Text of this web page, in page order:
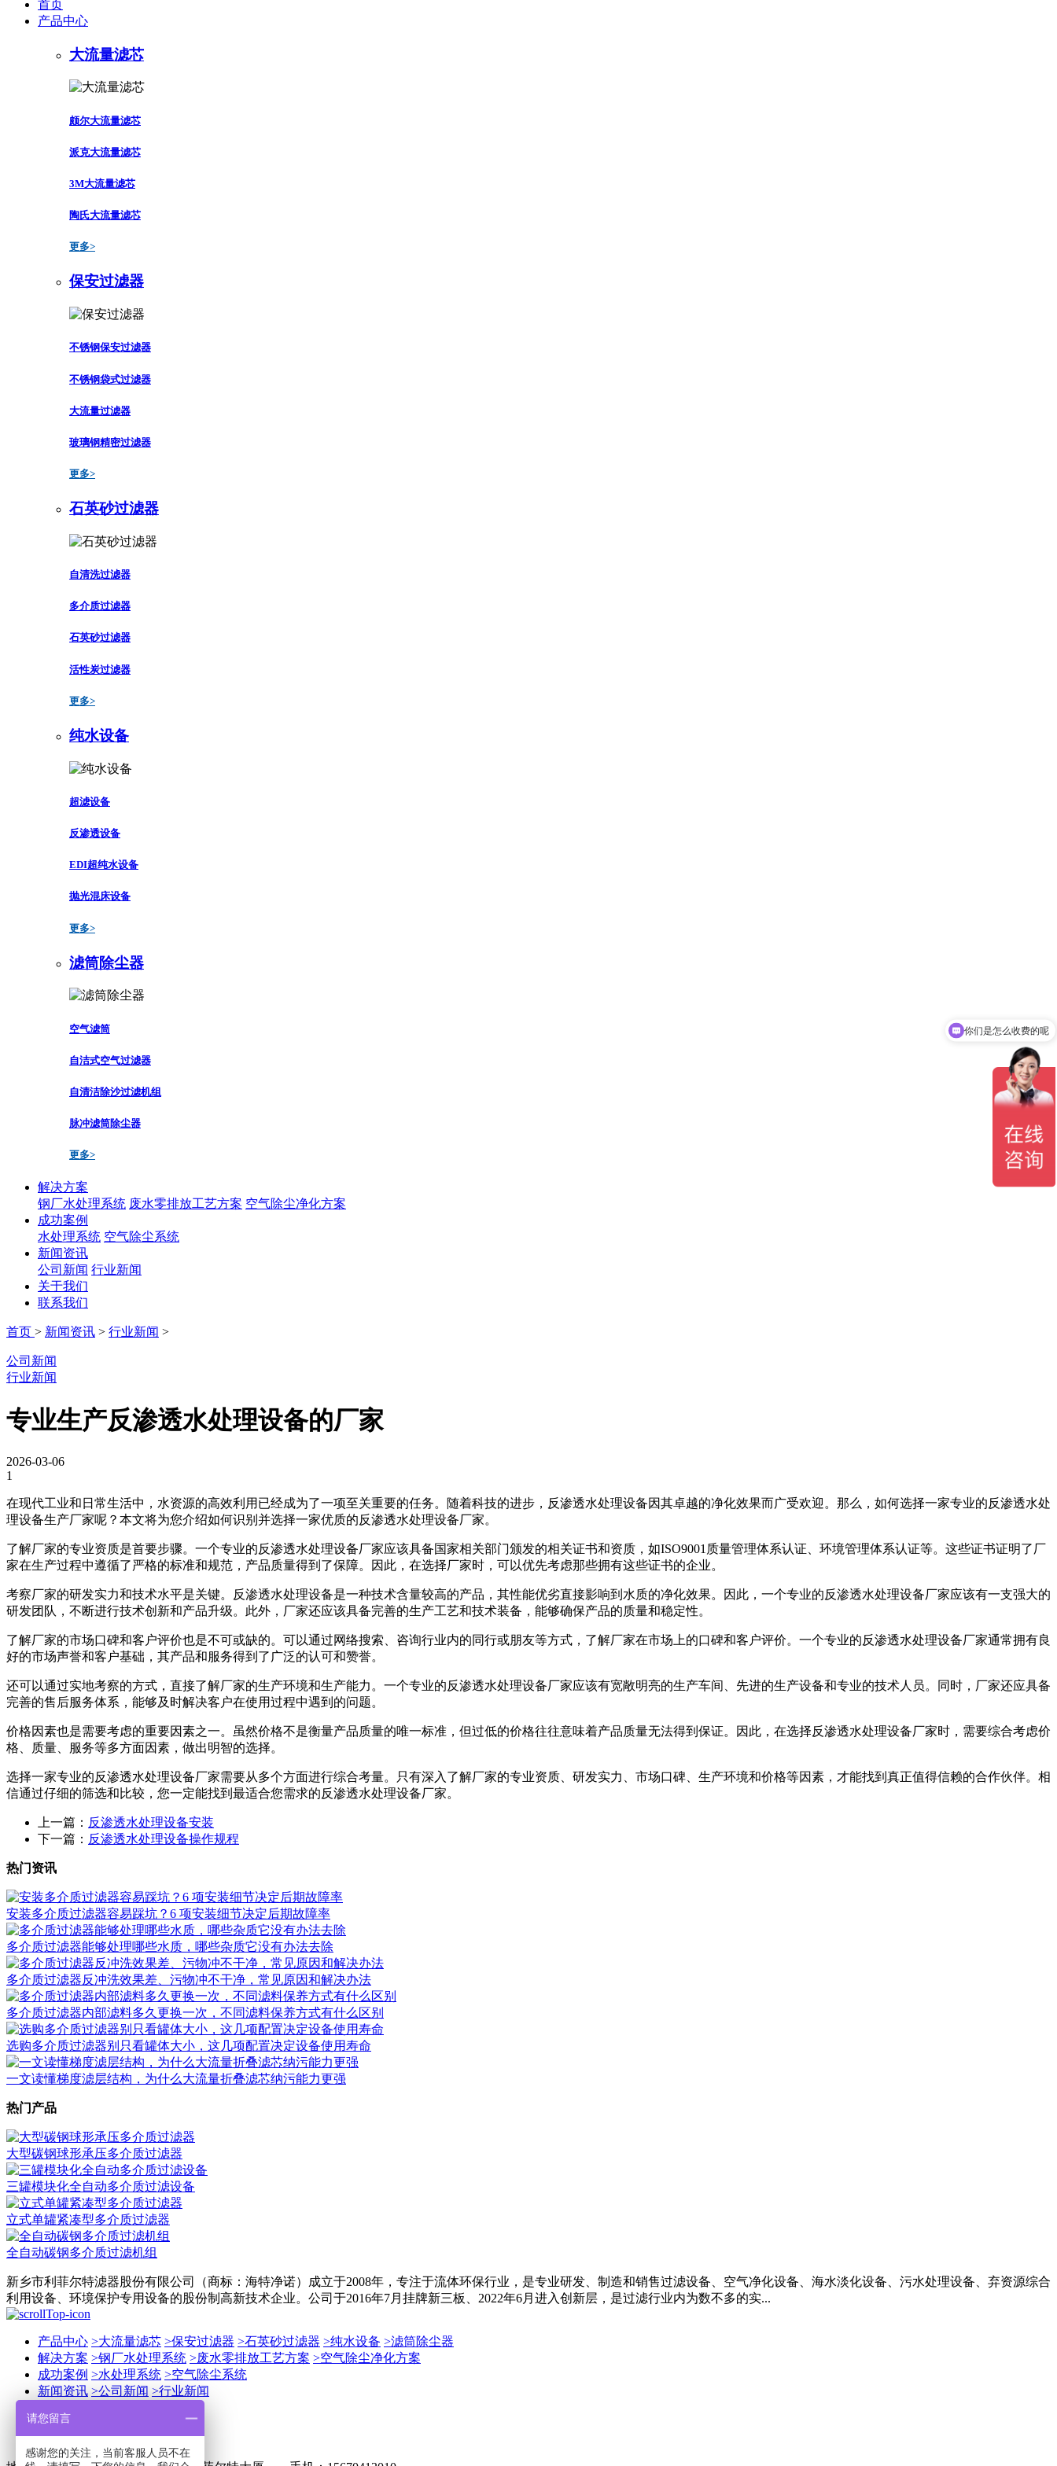
首页
产品中心
大流量滤芯
颇尔大流量滤芯
派克大流量滤芯
3M大流量滤芯
陶氏大流量滤芯
更多>
保安过滤器
不锈钢保安过滤器
不锈钢袋式过滤器
大流量过滤器
玻璃钢精密过滤器
更多>
石英砂过滤器
自清洗过滤器
多介质过滤器
石英砂过滤器
活性炭过滤器
更多>
纯水设备
超滤设备
反渗透设备
EDI超纯水设备
抛光混床设备
更多>
滤筒除尘器
空气滤筒
自洁式空气过滤器
自清洁除沙过滤机组
脉冲滤筒除尘器
更多>
解决方案
钢厂水处理系统 废水零排放工艺方案 空气除尘净化方案
成功案例
水处理系统 空气除尘系统
新闻资讯
公司新闻 行业新闻
关于我们
联系我们
首页 > 新闻资讯 > 行业新闻 >
公司新闻
行业新闻
专业生产反渗透水处理设备的厂家
2026-03-06
1
在现代工业和日常生活中，水资源的高效利用已经成为了一项至关重要的任务。随着科技的进步，反渗透水处理设备因其卓越的净化效果而广受欢迎。那么，如何选择一家专业的反渗透水处
理设备生产厂家呢？本文将为您介绍如何识别并选择一家优质的反渗透水处理设备厂家。
了解厂家的专业资质是首要步骤。一个专业的反渗透水处理设备厂家应该具备国家相关部门颁发的相关证书和资质，如ISO9001质量管理体系认证、环境管理体系认证等。这些证书证明了厂
家在生产过程中遵循了严格的标准和规范，产品质量得到了保障。因此，在选择厂家时，可以优先考虑那些拥有这些证书的企业。
考察厂家的研发实力和技术水平是关键。反渗透水处理设备是一种技术含量较高的产品，其性能优劣直接影响到水质的净化效果。因此，一个专业的反渗透水处理设备厂家应该有一支强大的
研发团队，不断进行技术创新和产品升级。此外，厂家还应该具备完善的生产工艺和技术装备，能够确保产品的质量和稳定性。
了解厂家的市场口碑和客户评价也是不可或缺的。可以通过网络搜索、咨询行业内的同行或朋友等方式，了解厂家在市场上的口碑和客户评价。一个专业的反渗透水处理设备厂家通常拥有良
好的市场声誉和客户基础，其产品和服务得到了广泛的认可和赞誉。
还可以通过实地考察的方式，直接了解厂家的生产环境和生产能力。一个专业的反渗透水处理设备厂家应该有宽敞明亮的生产车间、先进的生产设备和专业的技术人员。同时，厂家还应具备
完善的售后服务体系，能够及时解决客户在使用过程中遇到的问题。
价格因素也是需要考虑的重要因素之一。虽然价格不是衡量产品质量的唯一标准，但过低的价格往往意味着产品质量无法得到保证。因此，在选择反渗透水处理设备厂家时，需要综合考虑价
格、质量、服务等多方面因素，做出明智的选择。
选择一家专业的反渗透水处理设备厂家需要从多个方面进行综合考量。只有深入了解厂家的专业资质、研发实力、市场口碑、生产环境和价格等因素，才能找到真正值得信赖的合作伙伴。相
信通过仔细的筛选和比较，您一定能找到最适合您需求的反渗透水处理设备厂家。
上一篇： 反渗透水处理设备安装
下一篇： 反渗透水处理设备操作规程
热门资讯
安装多介质过滤器容易踩坑？6 项安装细节决定后期故障率
多介质过滤器能够处理哪些水质，哪些杂质它没有办法去除
多介质过滤器反冲洗效果差、污物冲不干净，常见原因和解决办法
多介质过滤器内部滤料多久更换一次，不同滤料保养方式有什么区别
选购多介质过滤器别只看罐体大小，这几项配置决定设备使用寿命
一文读懂梯度滤层结构，为什么大流量折叠滤芯纳污能力更强
热门产品
大型碳钢球形承压多介质过滤器
三罐模块化全自动多介质过滤设备
立式单罐紧凑型多介质过滤器
全自动碳钢多介质过滤机组
新乡市利菲尔特滤器股份有限公司（商标：海特净诺）成立于2008年，专注于流体环保行业，是专业研发、制造和销售过滤设备、空气净化设备、海水淡化设备、污水处理设备、弃资源综合
利用设备、环境保护专用设备的股份制高新技术企业。公司于2016年7月挂牌新三板、2022年6月进入创新层，是过滤行业内为数不多的实...
产品中心 >大流量滤芯 >保安过滤器 >石英砂过滤器 >纯水设备 >滤筒除尘器
解决方案 >钢厂水处理系统 >废水零排放工艺方案 >空气除尘净化方案
成功案例 >水处理系统 >空气除尘系统
新闻资讯 >公司新闻 >行业新闻
联系我们
你们是怎么收费的呢
请您留言
感谢您的关注，当前客服人员不在